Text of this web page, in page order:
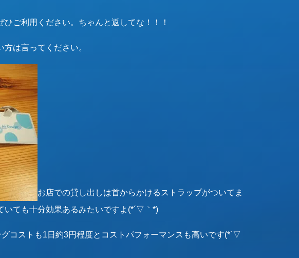
ご利用ください。ちゃんと返してな！！！
は言ってください。
お店での貸し出しは首からかけるストラップがついてま
ても十分効果あるみたいですよ(*´▽｀*)
コストも1日約3円程度とコストパフォーマンスも高いです(*´▽